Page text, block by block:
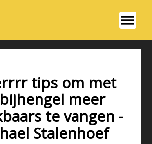
tips om met
meer
te vangen -
Stalenhoef